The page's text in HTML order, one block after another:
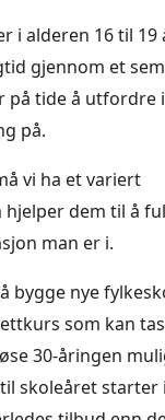
i alderen 16 til 19
gjennom et
på tide å utfordre
på.
vi ha et variert
dem til å
man er i.
bygge nye
som kan
30-åringen
skoleåret starter